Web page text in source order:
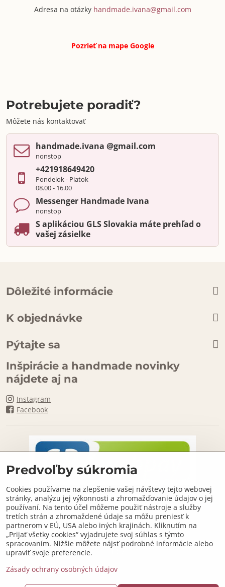
Adresa na otázky handmade.ivana@gmail.com
Pozrieť na mapeGoogle
Potrebujete poradiť?
Môžete nás kontaktovať
handmade​.ivana ​@gmail​.com
nonstop
+421918649420
Pondelok - Piatok
08.00 - 16.00
Messenger Handmade Ivana
nonstop
S aplikáciou GLS Slovakia máte prehľad o
vašej zásielke
Dôležité informácie
K objednávke
Pýtajte sa
Inšpirácie a handmade novinky
nájdete aj na
Instagram
Facebook
©2026Copyright
Predvoľby súkromia
Cookies používame na zlepšenie vašej návštevy tejto webovej
stránky, analýzu jej výkonnosti a zhromažďovanie údajov o jej
používaní. Na tento účel môžeme použiť nástroje a služby
tretích strán a zhromaždené údaje sa môžu preniesť k
partnerom v EÚ, USA alebo iných krajinách. Kliknutím na
„Prijať všetky cookies“ vyjadrujete svoj súhlas s týmto
spracovaním. Nižšie môžete nájsť podrobné informácie alebo
upraviť svoje preferencie.
Zásady ochrany osobných údajov